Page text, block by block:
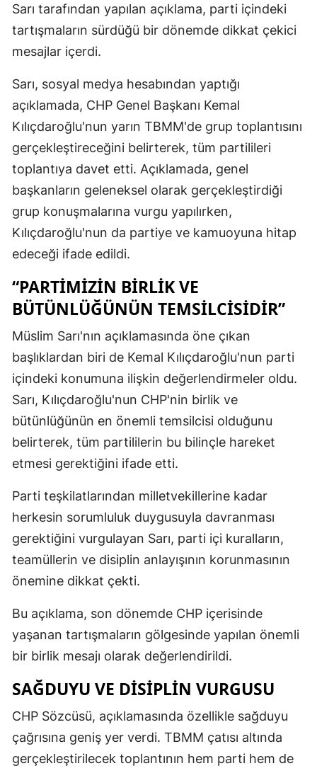
Sarı tarafından yapılan açıklama, parti içindeki
tartışmaların sürdüğü bir dönemde dikkat çekici
mesajlar içerdi.
Sarı, sosyal medya hesabından yaptığı
açıklamada, CHP Genel Başkanı Kemal
Kılıçdaroğlu'nun yarın TBMM'de grup toplantısını
gerçekleştireceğini belirterek, tüm partilileri
toplantıya davet etti. Açıklamada, genel
başkanların geleneksel olarak gerçekleştirdiği
grup konuşmalarına vurgu yapılırken,
Kılıçdaroğlu'nun da partiye ve kamuoyuna hitap
edeceği ifade edildi.
“PARTIMIZIN BIRLIK VE
BÜTÜNLÜĞÜNÜN TEMSILCISIDIR”
Müslim Sarı'nın açıklamasında öne çıkan
başlıklardan biri de Kemal Kılıçdaroğlu'nun parti
içindeki konumuna ilişkin değerlendirmeler oldu.
Sarı, Kılıçdaroğlu'nun CHP'nin birlik ve
bütünlüğünün en önemli temsilcisi olduğunu
belirterek, tüm partililerin bu bilinçle hareket
etmesi gerektiğini ifade etti.
Parti teşkilatlarından milletvekillerine kadar
herkesin sorumluluk duygusuyla davranması
gerektiğini vurgulayan Sarı, parti içi kuralların,
teamüllerin ve disiplin anlayışının korunmasının
önemine dikkat çekti.
Bu açıklama, son dönemde CHP içerisinde
yaşanan tartışmaların gölgesinde yapılan önemli
bir birlik mesajı olarak değerlendirildi.
SAĞDUYU VE DISIPLIN VURGUSU
CHP Sözcüsü, açıklamasında özellikle sağduyu
çağrısına geniş yer verdi. TBMM çatısı altında
gerçekleştirilecek toplantının hem parti hem de